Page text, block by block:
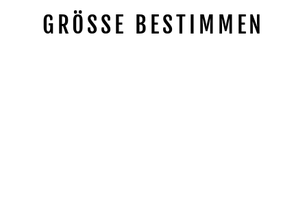
GRÖSSE BESTIMMEN